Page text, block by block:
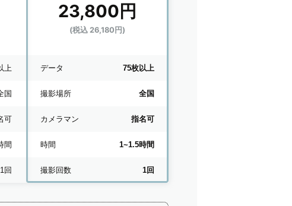
上
国
可
間
1回
23,800円
(税込 26,180円)
データ 75枚以上
撮影場所 全国
カメラマン 指名可
時間 1~1.5時間
撮影回数 1回